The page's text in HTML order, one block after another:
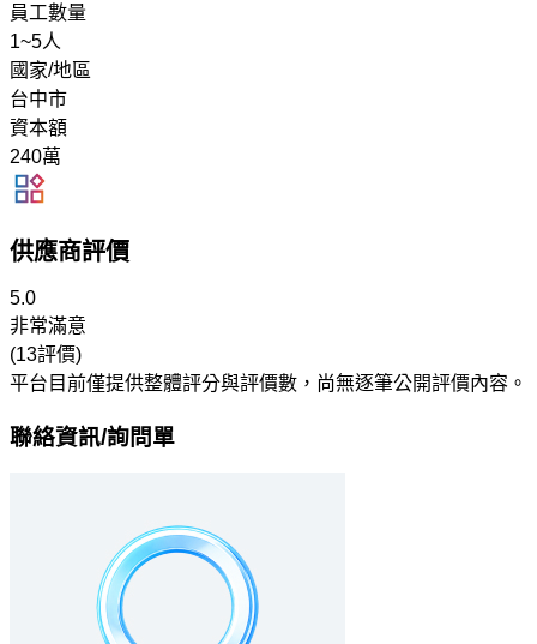
員工數量
1~5人
國家/地區
台中市
資本額
240萬
供應商評價
5.0
非常滿意
(13評價)
平台目前僅提供整體評分與評價數，尚無逐筆公開評價內容。
聯絡資訊/詢問單